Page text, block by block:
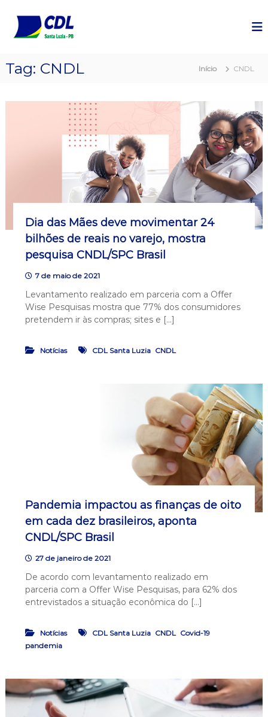
Tag: CNDL Início CNDL
Dia das Mães deve movimentar 24
bilhões de reais no varejo, mostra
pesquisa CNDL/SPC Brasil
7 de maio de 2021
Levantamento realizado em parceria com a Offer
Wise Pesquisas mostra que 77% dos consumidores
pretendem ir às compras; sites e […]
Notícias CDL Santa Luzia, CNDL
Pandemia impactou as finanças de oito
em cada dez brasileiros, aponta
CNDL/SPC Brasil
27 de janeiro de 2021
De acordo com levantamento realizado em
parceria com a Offer Wise Pesquisas, para 62% dos
entrevistados a situação econômica do […]
Notícias CDL Santa Luzia, CNDL, Covid-19,
pandemia